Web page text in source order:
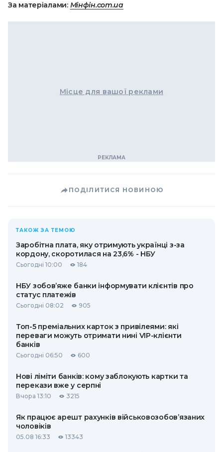
За матеріалами: Мінфін.com.ua
Місце для вашої реклами
ПОДІЛИТИСЯ НОВИНОЮ
ТАКОЖ ЗА ТЕМОЮ
Заробітна плата, яку отримують українці з-за
кордону, скоротилася на 23,6% - НБУ
Сьогодні 10:00 184
НБУ зобов’яже банки інформувати клієнтів про
статус платежів
Сьогодні 08:02 905
Топ-5 преміальних карток з привілеями: які
переваги можуть отримати нині VIP-клієнти
банків
Сьогодні 06:50 600
Нові ліміти банків: кому заблокують картки та
перекази вже у серпні
Вчора 13:10 3215
Як працює арешт рахунків військовозобов’язаних
чоловіків
05.08 16:33 13343